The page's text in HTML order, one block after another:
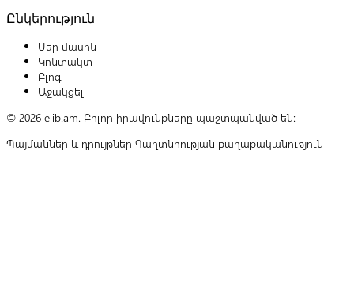
Ընկերություն
Մեր մասին
Կոնտակտ
Բլոգ
Աջակցել
© 2026 elib.am. Բոլոր իրավունքները պաշտպանված են:
Պայմաններ և դրույթներ Գաղտնիության քաղաքականություն